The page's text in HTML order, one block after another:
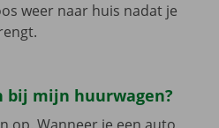
weer naar huis nadat je
bij mijn huurwagen?